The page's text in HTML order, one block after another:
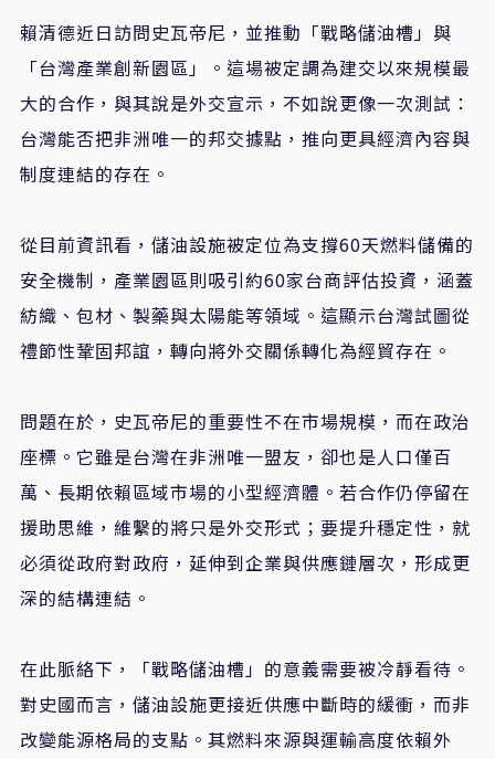
賴清德近日訪問史瓦帝尼，並推動「戰略儲油槽」與
「台灣產業創新園區」。這場被定調為建交以來規模最
大的合作，與其說是外交宣示，不如說更像一次測試：
台灣能否把非洲唯一的邦交據點，推向更具經濟內容與
制度連結的存在。
從目前資訊看，儲油設施被定位為支撐60天燃料儲備的
安全機制，產業園區則吸引約60家台商評估投資，涵蓋
紡織、包材、製藥與太陽能等領域。這顯示台灣試圖從
禮節性鞏固邦誼，轉向將外交關係轉化為經貿存在。
問題在於，史瓦帝尼的重要性不在市場規模，而在政治
座標。它雖是台灣在非洲唯一盟友，卻也是人口僅百
萬、長期依賴區域市場的小型經濟體。若合作仍停留在
援助思維，維繫的將只是外交形式；要提升穩定性，就
必須從政府對政府，延伸到企業與供應鏈層次，形成更
深的結構連結。
在此脈絡下，「戰略儲油槽」的意義需要被冷靜看待。
對史國而言，儲油設施更接近供應中斷時的緩衝，而非
改變能源格局的支點。其燃料來源與運輸高度依賴外